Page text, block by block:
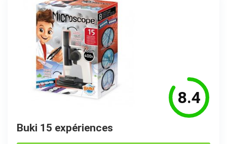
8.4
Buki 15 expériences